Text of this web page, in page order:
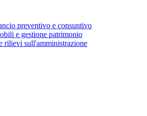
preventivo e consuntivo
e gestione patrimonio
rilievi sull'amministrazione